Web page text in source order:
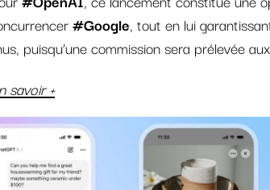
#Google, tout en lui
puisqu’une commission sera prélevée
savoir +